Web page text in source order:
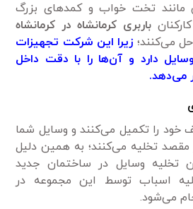
مانند تخت خواب و کمدهای بزرگ
باربری کرمانشاه در کرمانشاه
می‌کنند؛ زیرا این شرکت تجهیزات
دارد و آن‌ها را با دقت داخل
می‌دهد.
خود را تکمیل می‌کنند و وسایل شما
مقصد تخلیه می‌کنند؛ به همین دلیل
تخلیه وسایل در ساختمان جدید
اسباب توسط این مجموعه در
می‌شود.